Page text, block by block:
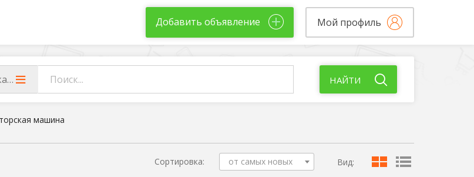
Добавить объявление Мой профиль
машина НАЙТИ
машина
Сортировка: от самых новых Вид: